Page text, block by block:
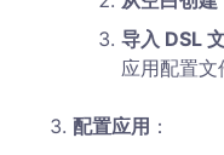
导入 DSL
应用配置文
配置应用 ：